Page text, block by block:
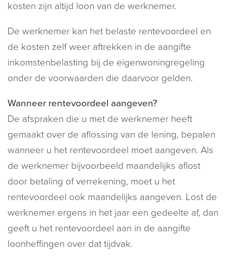
kosten zijn altijd loon van de werknemer.
De werknemer kan het belaste rentevoordeel en
de kosten zelf weer aftrekken in de aangifte
inkomstenbelasting bij de eigenwoningregeling
onder de voorwaarden die daarvoor gelden.
Wanneer rentevoordeel aangeven?
De afspraken die u met de werknemer heeft
gemaakt over de aflossing van de lening, bepalen
wanneer u het rentevoordeel moet aangeven. Als
de werknemer bijvoorbeeld maandelijks aflost
door betaling of verrekening, moet u het
rentevoordeel ook maandelijks aangeven. Lost de
werknemer ergens in het jaar een gedeelte af, dan
geeft u het rentevoordeel aan in de aangifte
loonheffingen over dat tijdvak.